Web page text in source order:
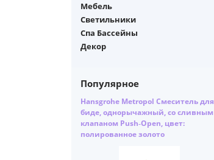
Мебель
Светильники
Спа Бассейны
Декор
Популярное
Hansgrohe Metropol Смеситель для
биде, однорычажный, со сливным
клапаном Push‑Open, цвет:
полированное золото